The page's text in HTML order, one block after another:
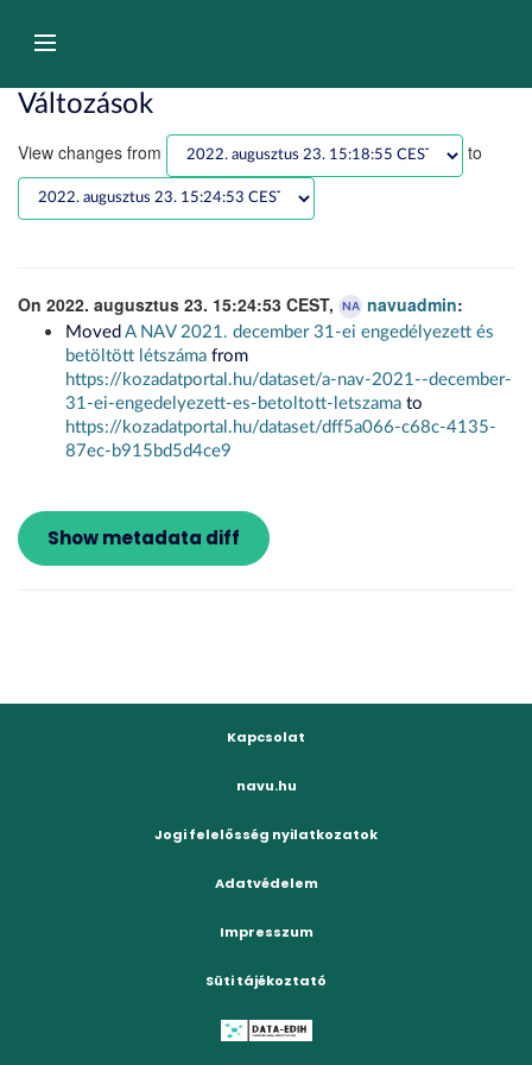
átugrásaNavigáció
Változások
View changes from to
On 2022. augusztus 23. 15:24:53 CEST, NA navuadmin:
Moved A NAV 2021. december 31-ei engedélyezett és
betöltött létszáma from
https://kozadatportal.hu/dataset/a-nav-2021--december-
31-ei-engedelyezett-es-betoltott-letszama to
https://kozadatportal.hu/dataset/dff5a066-c68c-4135-
87ec-b915bd5d4ce9
Kapcsolat
navu.hu
Jogi felelősség nyilatkozatok
Adatvédelem
Impresszum
Süti tájékoztató